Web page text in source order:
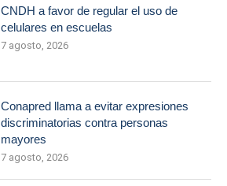
CNDH a favor de regular el uso de
celulares en escuelas
7 agosto, 2026
Conapred llama a evitar expresiones
discriminatorias contra personas
mayores
7 agosto, 2026